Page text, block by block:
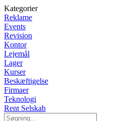
Kategorier
Reklame
Events
Revision
Kontor
Lejemål
Lager
Kurser
Beskæftigelse
Firmaer
Teknologi
Rent Selskab